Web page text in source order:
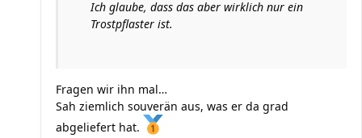
Ich glaube, dass das aber wirklich nur ein
Trostpflaster ist.
Fragen wir ihn mal…
Sah ziemlich souverän aus, was er da grad
abgeliefert hat.